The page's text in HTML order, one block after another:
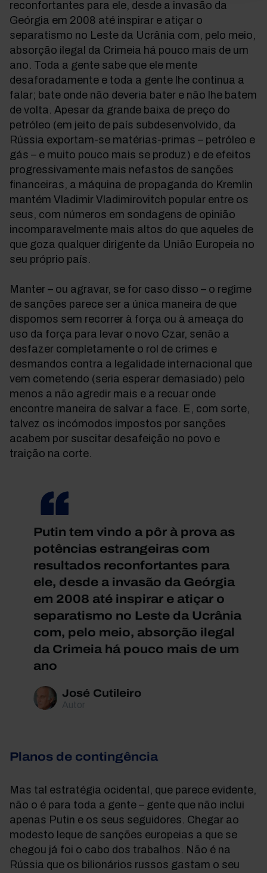
reconfortantes para ele, desde a invasão da
Geórgia em 2008 até inspirar e atiçar o
separatismo no Leste da Ucrânia com, pelo meio,
absorção ilegal da Crimeia há pouco mais de um
ano. Toda a gente sabe que ele mente
desaforadamente e toda a gente lhe continua a
falar; bate onde não deveria bater e não lhe batem
de volta. Apesar da grande baixa de preço do
petróleo (em jeito de país subdesenvolvido, da
Rússia exportam-se matérias-primas – petróleo e
gás – e muito pouco mais se produz) e de efeitos
progressivamente mais nefastos de sanções
financeiras, a máquina de propaganda do Kremlin
mantém Vladimir Vladimirovitch popular entre os
seus, com números em sondagens de opinião
incomparavelmente mais altos do que aqueles de
que goza qualquer dirigente da União Europeia no
seu próprio país.
Manter – ou agravar, se for caso disso – o regime
de sanções parece ser a única maneira de que
dispomos sem recorrer à força ou à ameaça do
uso da força para levar o novo Czar, senão a
desfazer completamente o rol de crimes e
desmandos contra a legalidade internacional que
vem cometendo (seria esperar demasiado) pelo
menos a não agredir mais e a recuar onde
encontre maneira de salvar a face. E, com sorte,
talvez os incómodos impostos por sanções
acabem por suscitar desafeição no povo e
traição na corte.
Putin tem vindo a pôr à prova as
potências estrangeiras com
resultados reconfortantes para
ele, desde a invasão da Geórgia
em 2008 até inspirar e atiçar o
separatismo no Leste da Ucrânia
com, pelo meio, absorção ilegal
da Crimeia há pouco mais de um
ano
José Cutileiro
Autor
Planos de contingência
Mas tal estratégia ocidental, que parece evidente,
não o é para toda a gente – gente que não inclui
apenas Putin e os seus seguidores. Chegar ao
modesto leque de sanções europeias a que se
chegou já foi o cabo dos trabalhos. Não é na
Rússia que os bilionários russos gastam o seu